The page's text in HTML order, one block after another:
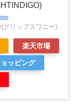
グリップスワニー)
楽天市場
ッピング